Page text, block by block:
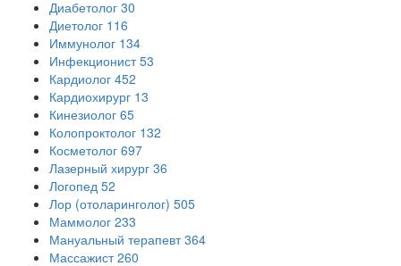
Диабетолог 30
Диетолог 116
Иммунолог 134
Инфекционист 53
Кардиолог 452
Кардиохирург 13
Кинезиолог 65
Колопроктолог 132
Косметолог 697
Лазерный хирург 36
Логопед 52
Лор (отоларинголог) 505
Маммолог 233
Мануальный терапевт 364
Массажист 260